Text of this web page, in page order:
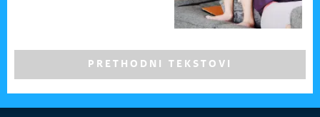
PRETHODNI TEKSTOVI